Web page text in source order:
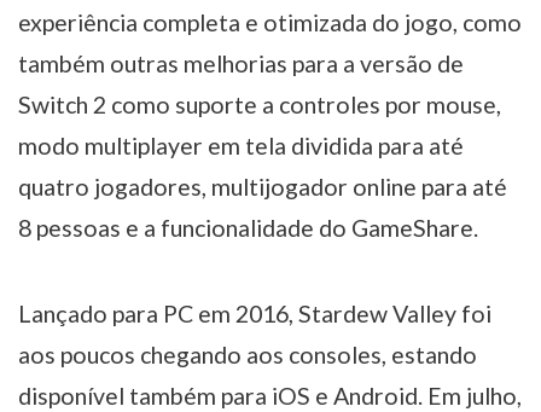
experiência completa e otimizada do jogo, como
também outras melhorias para a versão de
Switch 2 como suporte a controles por mouse,
modo multiplayer em tela dividida para até
quatro jogadores, multijogador online para até
8 pessoas e a funcionalidade do GameShare.
Lançado para PC em 2016, Stardew Valley foi
aos poucos chegando aos consoles, estando
disponível também para iOS e Android. Em julho,